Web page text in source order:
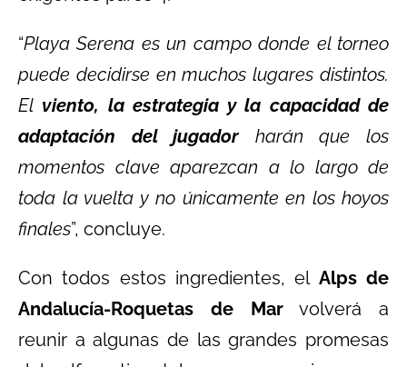
“Playa Serena es un campo donde el torneo
puede decidirse en muchos lugares distintos.
El viento, la estrategia y la capacidad de
adaptación del jugador harán que los
momentos clave aparezcan a lo largo de
toda la vuelta y no únicamente en los hoyos
finales”, concluye.
Con todos estos ingredientes, el Alps de
Andalucía-Roquetas de Marvolverá a
reunir a algunas de las grandes promesas